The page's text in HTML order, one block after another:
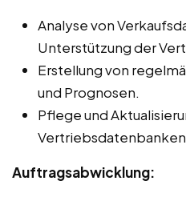
Analyse von
Unterstützung der
Erstellung von
und Prognosen.
Pflege und
Auftragsabwicklung: